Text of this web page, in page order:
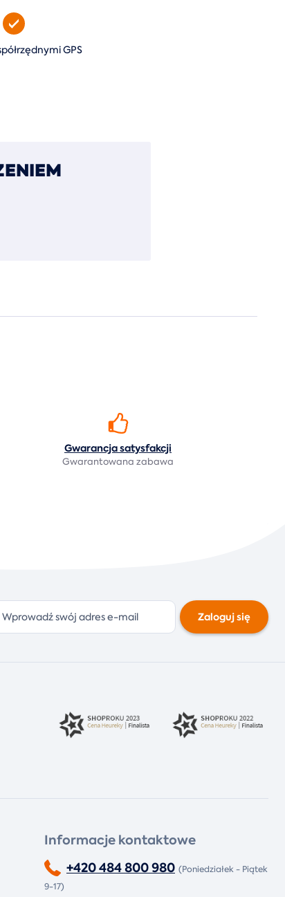
GPS
Gwarancjasatysfakcji
Gwarantowana zabawa
Zaloguj się
Informacje kontaktowe
+420 484 800 980 (Poniedziałek - Piątek
9-17)